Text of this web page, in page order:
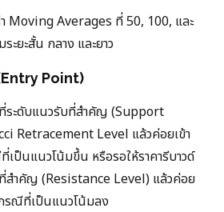
Moving Averages ที่ 50, 100, และ
ะยะสั้น กลาง และยาว
Point)
ที่ระดับแนวรับที่สำคัญ (Support
Retracement Level แล้วค่อยเข้า
ป็นแนวโน้มขึ้น หรือรอให้ราคารีบาวด์
สำคัญ (Resistance Level) แล้วค่อย
รณีที่เป็นแนวโน้มลง